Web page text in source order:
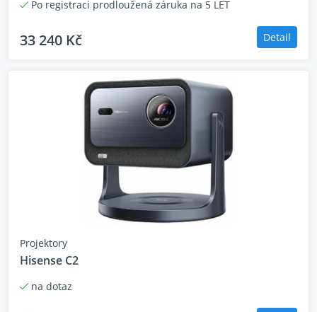
Po registraci prodloužená záruka na 5 LET
33 240 Kč Detail
Projektory
Hisense C2
na dotaz